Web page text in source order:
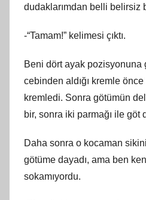
dudaklarımdan belli belirsiz
-“Tamam!” kelimesi çıktı.
Beni dört ayak pozisyonuna
cebinden aldığı kremle
kremledi. Sonra götümün
bir, sonra iki parmağı ile göt
Daha sonra o kocaman
götüme dayadı, ama ben
sokamıyordu.